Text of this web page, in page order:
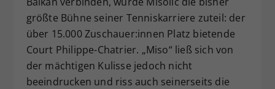
größte Bühne seiner Tenniskarriere zuteil: der
über 15.000 Zuschauer:innen Platz bietende
Court Philippe-Chatrier. „Miso“ ließ sich von
der mächtigen Kulisse jedoch nicht
beeindrucken und riss auch seinerseits die